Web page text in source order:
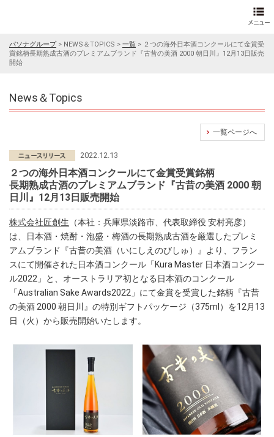
パソナグループ> NEWS＆TOPICS > 一覧 > ２つの海外日本酒コンクールにて金賞受
賞銘柄長期熟成古酒のプレミアムブランド『古昔の美酒 2000 朝日川』12月13日販売
開始
News＆Topics
一覧ページへ
2022.12.13
２つの海外日本酒コンクールにて金賞受賞銘柄
長期熟成古酒のプレミアムブランド『古昔の美酒 2000 朝
日川』12月13日販売開始
株式会社匠創生 （本社：兵庫県淡路市、代表取締役 安村亮彦）
は、日本酒・焼酎・泡盛・梅酒の長期熟成古酒を厳選したプレミ
アムブランド『古昔の美酒（いにしえのびしゅ）』より、フラン
スにて開催された日本酒コンクール「Kura Master 日本酒コンクー
ル2022」と、オーストラリア初となる日本酒のコンクール
「Australian Sake Awards2022」にて金賞を受賞した銘柄『古昔
の美酒 2000 朝日川』の特別ギフトパッケージ（375ml）を12月13
日（火）から販売開始いたします。